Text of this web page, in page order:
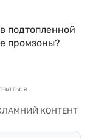
подтопленной
промзоны?